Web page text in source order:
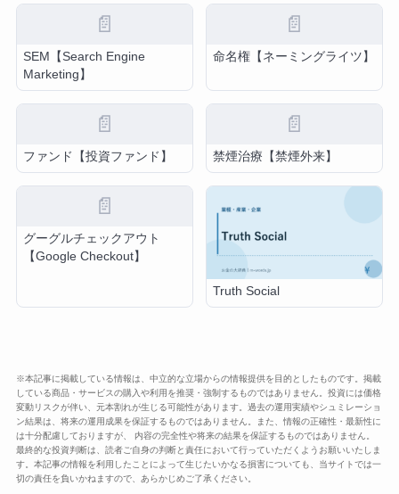
📄
SEM【Search Engine
Marketing】
📄
命名権【ネーミングライツ】
📄
ファンド【投資ファンド】
📄
禁煙治療【禁煙外来】
📄
グーグルチェックアウト
【Google Checkout】
Truth Social
※本記事に掲載している情報は、中立的な立場からの情報提供を目的としたものです。掲載
している商品・サービスの購入や利用を推奨・強制するものではありません。投資には価格
変動リスクが伴い、元本割れが生じる可能性があります。過去の運用実績やシュミレーショ
ン結果は、将来の運用成果を保証するものではありません。また、情報の正確性・最新性に
は十分配慮しておりますが、 内容の完全性や将来の結果を保証するものではありません。
最終的な投資判断は、読者ご自身の判断と責任において行っていただくようお願いいたしま
す。本記事の情報を利用したことによって生じたいかなる損害についても、当サイトでは一
切の責任を負いかねますので、あらかじめご了承ください。